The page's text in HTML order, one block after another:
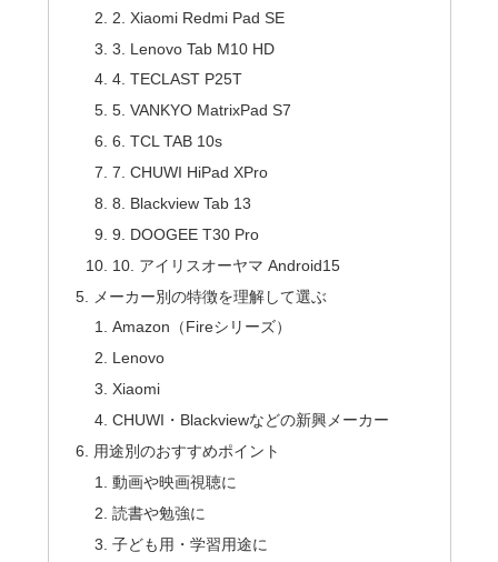
2. Xiaomi Redmi Pad SE
3. Lenovo Tab M10 HD
4. TECLAST P25T
5. VANKYO MatrixPad S7
6. TCL TAB 10s
7. CHUWI HiPad XPro
8. Blackview Tab 13
9. DOOGEE T30 Pro
10. アイリスオーヤマ Android15
メーカー別の特徴を理解して選ぶ
Amazon（Fireシリーズ）
Lenovo
Xiaomi
CHUWI・Blackviewなどの新興メーカー
用途別のおすすめポイント
動画や映画視聴に
読書や勉強に
子ども用・学習用途に